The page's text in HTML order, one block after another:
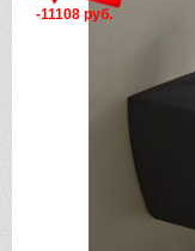
-11108 руб.